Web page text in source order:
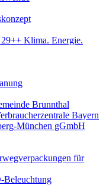
Klima. Energie.
Brunnthal
Bayern
München gGmbH
für
Beleuchtung